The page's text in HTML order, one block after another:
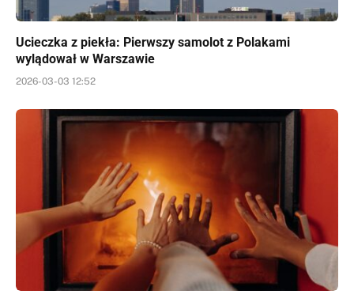
Ucieczka z piekła: Pierwszy samolot z Polakami
wylądował w Warszawie
2026-03-03 12:52